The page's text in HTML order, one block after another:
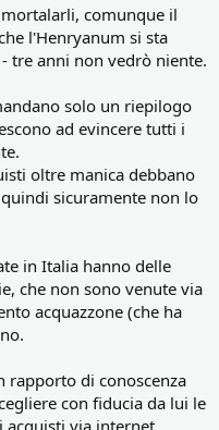
comunque il
l'Henryanum si sta
tre anni non vedrò niente.
solo un riepilogo
ad evincere tutti i
oltre manica debbano
sicuramente non lo
in Italia hanno delle
che non sono venute via
acquazzone (che ha
rapporto di conoscenza
con fiducia da lui le
acquisti via internet